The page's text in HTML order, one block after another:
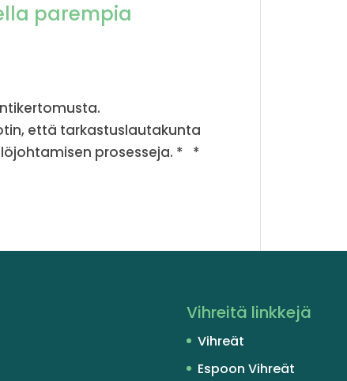
parempia
että tarkastuslautakunta
prosesseja. * *
Vihreitä linkkejä
Vihreät
Espoon Vihreät